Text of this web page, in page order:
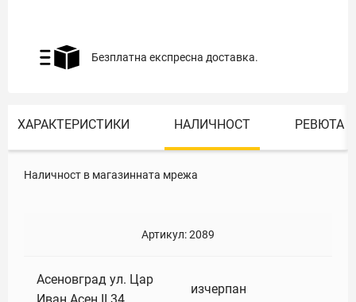
Безплатна експресна доставка.
ХАРАКТЕРИСТИКИ НАЛИЧНОСТ РЕВЮТА
Наличност в магазинната мрежа
Артикул:2089
Асеновград ул. Цар
изчерпан